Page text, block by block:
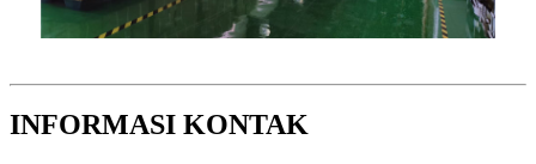
INFORMASI KONTAK